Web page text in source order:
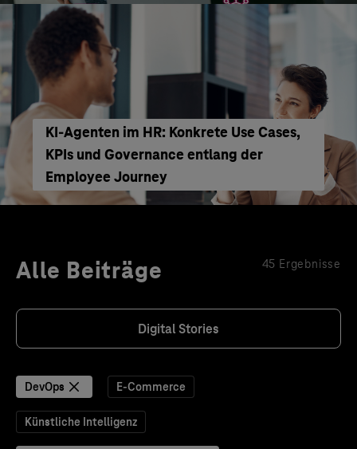
KI‑Agenten im HR: Konkrete Use Cases,
KPIs und Governance entlang der
Employee Journey
Alle Beiträge 45 Ergebnisse
Digital Stories
DevOps E-Commerce
Künstliche Intelligenz